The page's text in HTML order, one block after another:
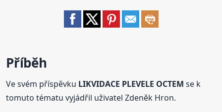
Příběh
Ve svém příspěvku LIKVIDACE PLEVELE OCTEM se k
tomuto tématu vyjádřil uživatel Zdeněk Hron.